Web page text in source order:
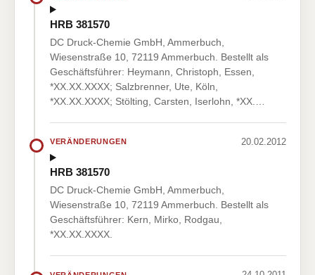
HRB 381570
DC Druck-Chemie GmbH, Ammerbuch,
Wiesenstraße 10, 72119 Ammerbuch. Bestellt als
Geschäftsführer: Heymann, Christoph, Essen,
*XX.XX.XXXX; Salzbrenner, Ute, Köln,
*XX.XX.XXXX; Stölting, Carsten, Iserlohn, *XX.…
VERÄNDERUNGEN 20.02.2012
HRB 381570
DC Druck-Chemie GmbH, Ammerbuch,
Wiesenstraße 10, 72119 Ammerbuch. Bestellt als
Geschäftsführer: Kern, Mirko, Rodgau,
*XX.XX.XXXX.